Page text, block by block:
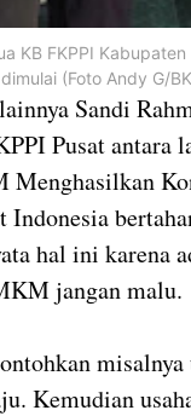
KB FKPPI
(Foto Andy G/
Sandi
Pusat antara
Menghasilkan
Indonesia
hal ini karena
jangan malu.
Kemudian